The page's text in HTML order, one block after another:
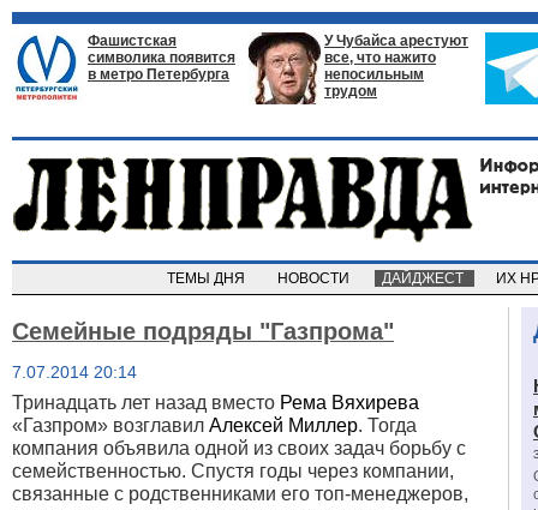
Фашистская
символика появится
в метро Петербурга
У Чубайса арестуют
все, что нажито
непосильным
трудом
ТЕМЫ ДНЯ НОВОСТИ ДАЙДЖЕСТ ИХ
Семейные подряды "Газпрома"
7.07.2014 20:14
Тринадцать лет назад вместо Рема Вяхирева
«Газпром» возглавил Алексей Миллер. Тогда
компания объявила одной из своих задач борьбу с
семейственностью. Спустя годы через компании,
связанные с родственниками его топ-менеджеров,